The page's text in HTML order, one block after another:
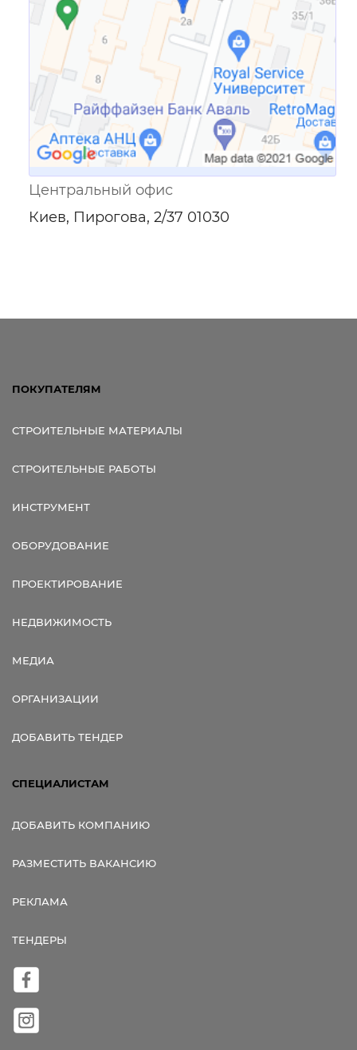
Центральный офис
Киев, Пирогова, 2/37 01030
ПОКУПАТЕЛЯМ
СТРОИТЕЛЬНЫЕ МАТЕРИАЛЫ
СТРОИТЕЛЬНЫЕ РАБОТЫ
ИНСТРУМЕНТ
ОБОРУДОВАНИЕ
ПРОЕКТИРОВАНИЕ
НЕДВИЖИМОСТЬ
МЕДИА
ОРГАНИЗАЦИИ
ДОБАВИТЬ ТЕНДЕР
СПЕЦИАЛИСТАМ
ДОБАВИТЬ КОМПАНИЮ
РАЗМЕСТИТЬ ВАКАНСИЮ
РЕКЛАМА
ТЕНДЕРЫ